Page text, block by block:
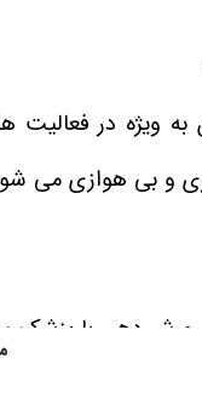
به ویژه در
و بی هوازی می
و شیردهی با پزشک